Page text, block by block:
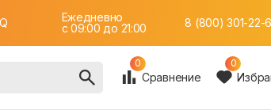
Ежедневно
c 09:00 до 21:00
8 (800) 301-22-
0
Сравнение
0